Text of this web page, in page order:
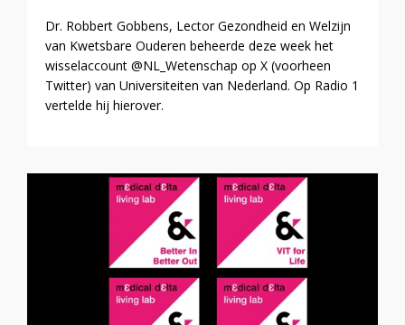
Dr. Robbert Gobbens, Lector Gezondheid en Welzijn
van Kwetsbare Ouderen beheerde deze week het
wisselaccount @NL_Wetenschap op X (voorheen
Twitter) van Universiteiten van Nederland. Op Radio 1
vertelde hij hierover.